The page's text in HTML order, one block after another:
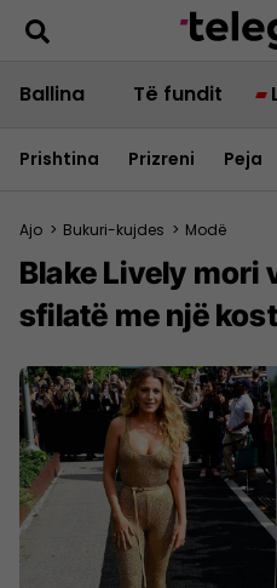
Ballina Të fundit
Prishtina Prizreni Peja
Ajo > Bukuri-kujdes > Modë
Blake Lively mori
sfilatë me një